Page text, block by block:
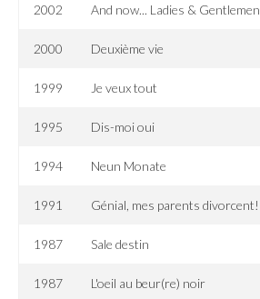
2002 And now... Ladies & Gentlemen
2000 Deuxième vie
1999 Je veux tout
1995 Dis-moi oui
1994 Neun Monate
1991 Génial, mes parents divorcent!
1987 Sale destin
1987 L'oeil au beur(re) noir